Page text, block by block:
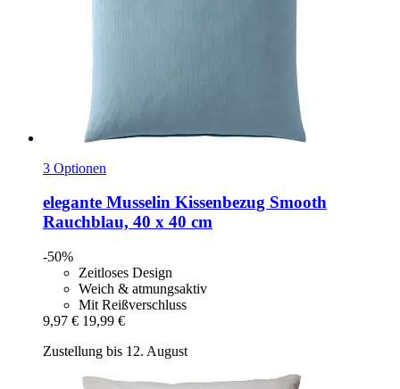
3 Optionen
elegante Musselin Kissenbezug Smooth
Rauchblau, 40 x 40 cm
-50%
Zeitloses Design
Weich & atmungsaktiv
Mit Reißverschluss
9,97 € 19,99 €
Zustellung bis 12. August